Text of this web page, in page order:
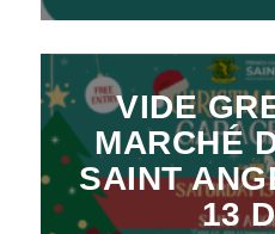
VIDE
MARCHÉ
SAINT
13